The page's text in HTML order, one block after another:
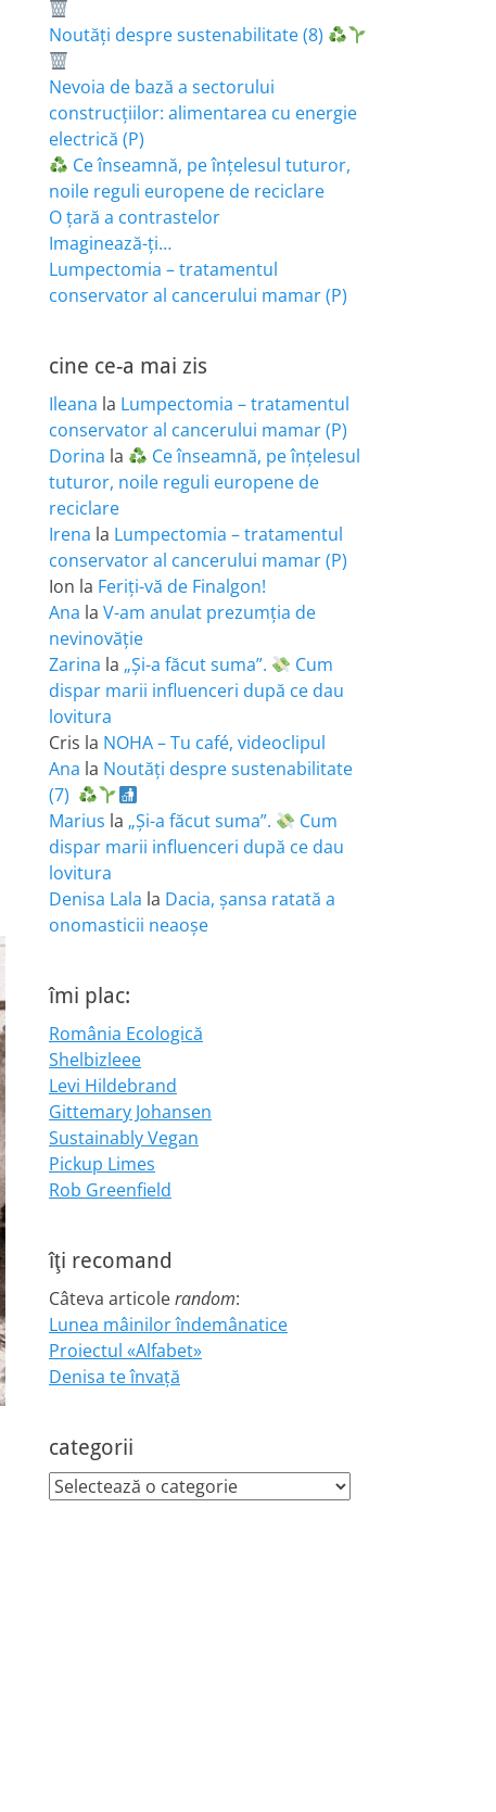
Noutăți despre sustenabilitate (8)
Nevoia de bază a sectorului
construcțiilor: alimentarea cu energie
electrică (P)
Ce înseamnă, pe înțelesul tuturor,
noile reguli europene de reciclare
O țară a contrastelor
Imaginează-ți…
Lumpectomia – tratamentul
conservator al cancerului mamar (P)
cine ce-a mai zis
Ileana la Lumpectomia – tratamentul
conservator al cancerului mamar (P)
Dorina la
Ce înseamnă, pe înțelesul
tuturor, noile reguli europene de
reciclare
Irena la Lumpectomia – tratamentul
conservator al cancerului mamar (P)
Ion la Feriţi-vă de Finalgon!
Ana la V-am anulat prezumția de
nevinovăție
Zarina la „Și-a făcut suma”.
Cum
dispar marii influenceri după ce dau
lovitura
Cris la NOHA – Tu café, videoclipul
Ana la Noutăți despre sustenabilitate
(7)
Marius la „Și-a făcut suma”.
Cum
dispar marii influenceri după ce dau
lovitura
Denisa Lala la Dacia, șansa ratată a
onomasticii neaoșe
îmi plac:
România Ecologică
Shelbizleee
Levi Hildebrand
Gittemary Johansen
Sustainably Vegan
Pickup Limes
Rob Greenfield
îţi recomand
Câteva articolerandom:
Lunea mâinilor îndemânatice
Proiectul «Alfabet»
Denisa te învaţă
categorii
categorii